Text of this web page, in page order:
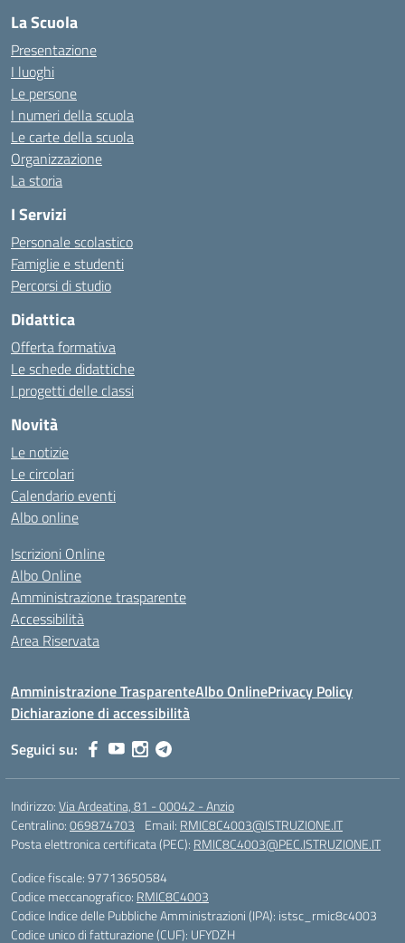
La Scuola
Presentazione
I luoghi
Le persone
I numeri della scuola
Le carte della scuola
Organizzazione
La storia
I Servizi
Personale scolastico
Famiglie e studenti
Percorsi di studio
Didattica
Offerta formativa
Le schede didattiche
I progetti delle classi
Novità
Le notizie
Le circolari
Calendario eventi
Albo online
Iscrizioni Online
Albo Online
Amministrazione trasparente
Accessibilità
Area Riservata
Amministrazione TrasparenteAlbo OnlinePrivacy Policy
Dichiarazione di accessibilità
Seguici su:
Indirizzo:Via Ardeatina, 81 - 00042 - Anzio
Centralino:069874703 Email: RMIC8C4003@ISTRUZIONE.IT
Posta elettronica certificata (PEC): RMIC8C4003@PEC.ISTRUZIONE.IT
Codice fiscale: 97713650584
Codice meccanografico: RMIC8C4003
Codice Indice delle Pubbliche Amministrazioni (IPA): istsc_rmic8c4003
Codice unico di fatturazione (CUF): UFYDZH